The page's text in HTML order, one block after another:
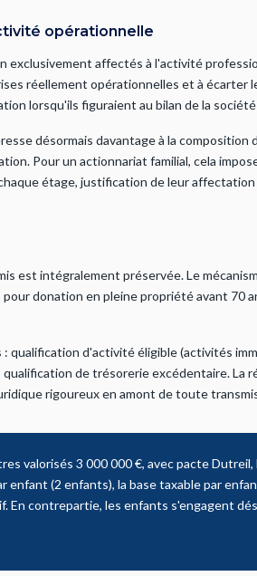
opérationnelle
exclusivement affectés à l'activité
réellement opérationnelles et à écarter
lorsqu'ils figuraient au bilan de la
désormais davantage à la
Pour un actionnariat familial, cela
étage, justification de leur
est intégralement préservée. Le
donation en pleine propriété avant 70
d'activité éligible (activités
de trésorerie excédentaire. La
rigoureux en amont de toute
valorisés 3 000 000 €, avec pacte
enfant (2 enfants), la base taxable par
En contrepartie, les enfants s'engagent